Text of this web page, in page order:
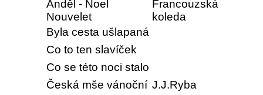
Anděl - Noel
Nouvelet
Francouzská
koleda
Byla cesta ušlapaná
Co to ten slavíček
Co se této noci stalo
Česká mše vánoční J.J.Ryba